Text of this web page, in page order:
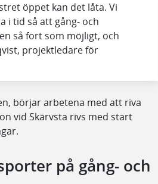
öppet kan det låta. Vi
i tid så att gång- och
så fort som möjligt, och
projektledare för
börjar arbetena med att riva
vid Skärvsta rivs med start
på gång- och